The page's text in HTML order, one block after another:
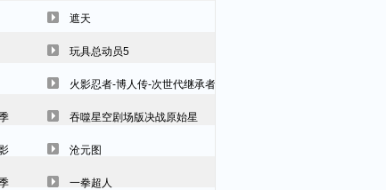
遮天
玩具总动员5
火影忍者-博人传-次世代继承者
吞噬星空剧场版决战原始星
沧元图
一拳超人